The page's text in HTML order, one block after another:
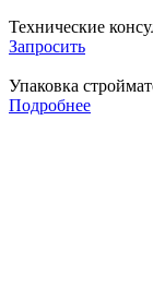
Технические
Запросить
Упаковка
Подробнее